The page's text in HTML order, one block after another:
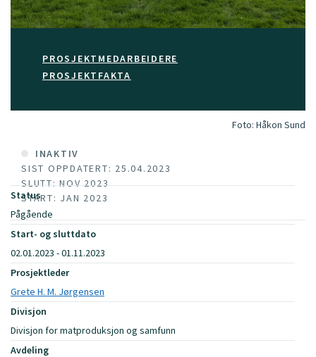
PROSJEKTMEDARBEIDERE
PROSJEKTFAKTA
Foto: Håkon Sund
INAKTIV
SIST OPPDATERT: 25.04.2023
SLUTT: NOV 2023
START: JAN 2023
Status
Pågående
Start- og sluttdato
02.01.2023 - 01.11.2023
Prosjektleder
Grete H. M. Jørgensen
Divisjon
Divisjon for matproduksjon og samfunn
Avdeling